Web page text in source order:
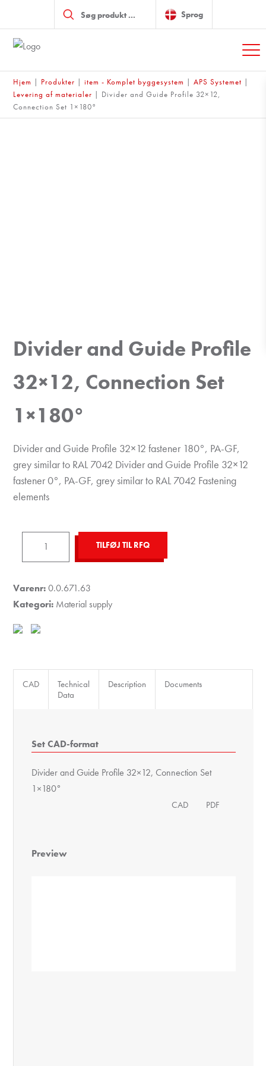
search Sprog
Hjem | Produkter |item - Komplet byggesystem |APS Systemet |
Levering af materialer | Divider and Guide Profile 32×12,
Connection Set 1×180°
Divider and Guide Profile
32×12, Connection Set
1×180°
Divider and Guide Profile 32×12 fastener 180°, PA-GF,
grey similar to RAL 7042 Divider and Guide Profile 32×12
fastener 0°, PA-GF, grey similar to RAL 7042 Fastening
elements
Profile
32x12,
Set
antal
TILFØJ TIL RFQ
Varenr:0.0.671.63
Kategori: Material supply
CAD
Technical
Data
Description Documents
Set CAD-format
Divider and Guide Profile 32×12, Connection Set
1×180°
CAD PDF
Preview